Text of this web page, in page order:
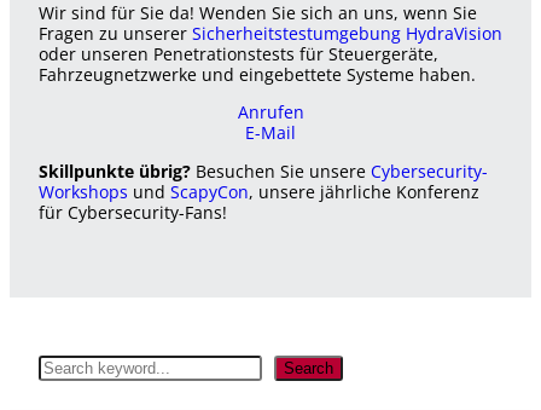
Wir sind für Sie da! Wenden Sie sich an uns, wenn Sie
Fragen zu unserer Sicherheitstestumgebung HydraVision
oder unseren Penetrationstests für Steuergeräte,
Fahrzeugnetzwerke und eingebettete Systeme haben.
Anrufen
E-Mail
Skillpunkte übrig? Besuchen Sie unsere Cybersecurity-
Workshops und ScapyCon, unsere jährliche Konferenz
für Cybersecurity-Fans!
S
e
Search